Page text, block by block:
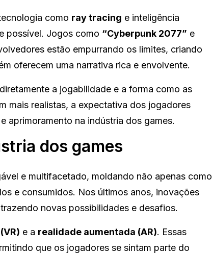
como ray tracing e inteligência
possível. Jogos como “Cyberpunk 2077” e
estão empurrando os limites, criando
oferecem uma narrativa rica e envolvente.
a jogabilidade e a forma como as
mais realistas, a expectativa dos jogadores
aprimoramento na indústria dos games.
dos games
e multifacetado, moldando não apenas como
e consumidos. Nos últimos anos, inovações
novas possibilidades e desafios.
e a realidade aumentada (AR). Essas
que os jogadores se sintam parte do